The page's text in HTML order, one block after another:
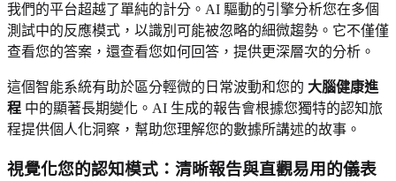
我們的平台超越了單純的計分。AI 驅動的引擎分析您在多個
測試中的反應模式，以識別可能被忽略的細微趨勢。它不僅僅
查看您的答案，還查看您如何回答，提供更深層次的分析。
這個智能系統有助於區分輕微的日常波動和您的 大腦健康進
程 中的顯著長期變化。AI 生成的報告會根據您獨特的認知旅
程提供個人化洞察，幫助您理解您的數據所講述的故事。
視覺化您的認知模式：清晰報告與直觀易用的儀表